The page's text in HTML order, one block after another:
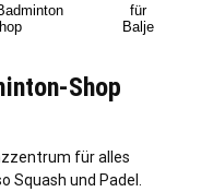
für
Balje
Shop
für alles
Squash und Padel.